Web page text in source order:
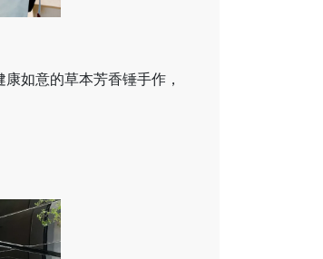
如意的草本芳香锤手作，